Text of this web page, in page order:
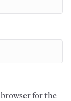
for the